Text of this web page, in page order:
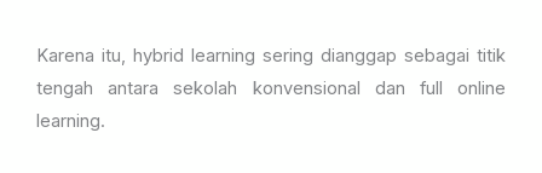
Karena itu, hybrid learning sering dianggap sebagai titik
tengah antara sekolah konvensional dan full online
learning.